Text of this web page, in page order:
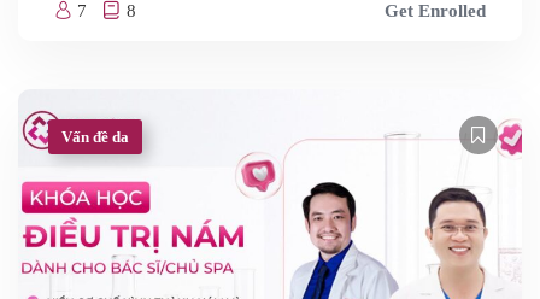
7 8 Get Enrolled
Vấn đề da